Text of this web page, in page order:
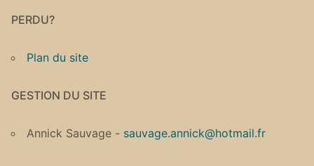
PERDU?
Plan du site
GESTION DU SITE
Annick Sauvage - sauvage.annick@hotmail.fr